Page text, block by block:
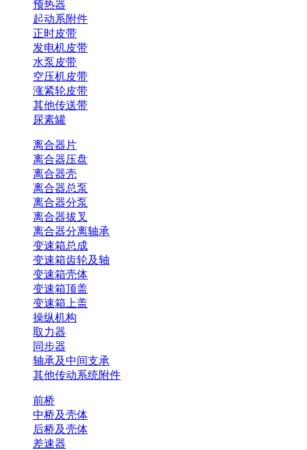
预热器
起动系附件
正时皮带
发电机皮带
水泵皮带
空压机皮带
涨紧轮皮带
其他传送带
尿素罐
离合器片
离合器压盘
离合器壳
离合器总泵
离合器分泵
离合器拔叉
离合器分离轴承
变速箱总成
变速箱齿轮及轴
变速箱壳体
变速箱顶盖
变速箱上盖
操纵机构
取力器
同步器
轴承及中间支承
其他传动系统附件
前桥
中桥及壳体
后桥及壳体
差速器